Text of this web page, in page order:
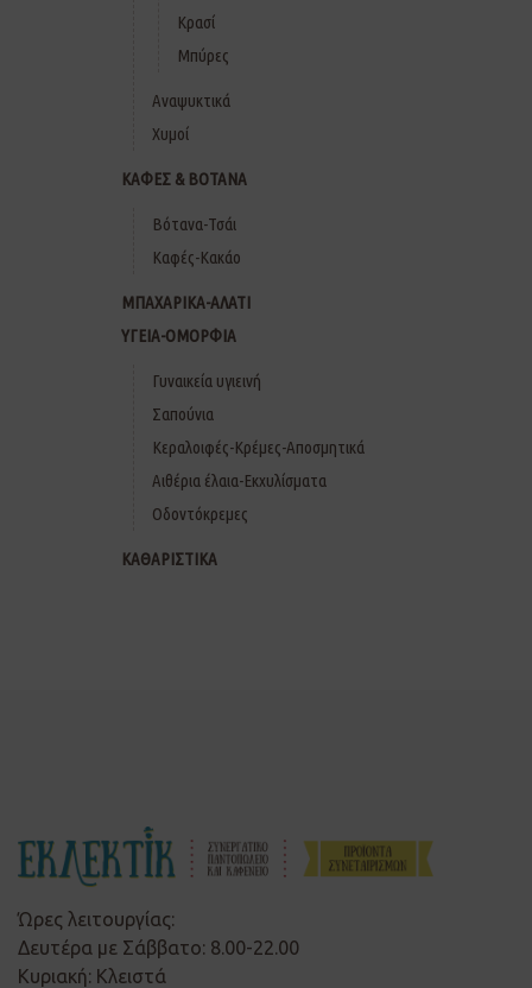
Κρασί
Μπύρες
Αναψυκτικά
Χυμοί
ΚΑΦΕΣ & ΒΟΤΑΝΑ
Βότανα-Τσάι
Καφές-Κακάο
ΜΠΑΧΑΡΙΚΑ-ΑΛΑΤΙ
ΥΓΕΙΑ-ΟΜΟΡΦΙΑ
Γυναικεία υγιεινή
Σαπούνια
Κεραλοιφές-Κρέμες-Αποσμητικά
Αιθέρια έλαια-Εκχυλίσματα
Οδοντόκρεμες
ΚΑΘΑΡΙΣΤΙΚΑ
Ώρες λειτουργίας:
Δευτέρα με Σάββατο: 8.00-22.00
Κυριακή: Κλειστά